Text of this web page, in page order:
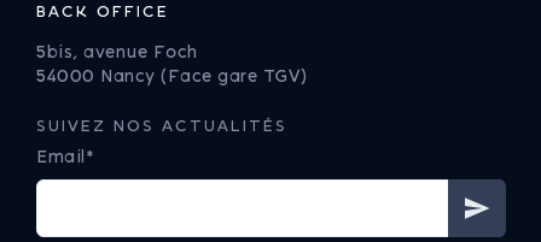
BACK OFFICE
5bis, avenue Foch
54000 Nancy (Face gare TGV)
SUIVEZ NOS ACTUALITÉS
Email*